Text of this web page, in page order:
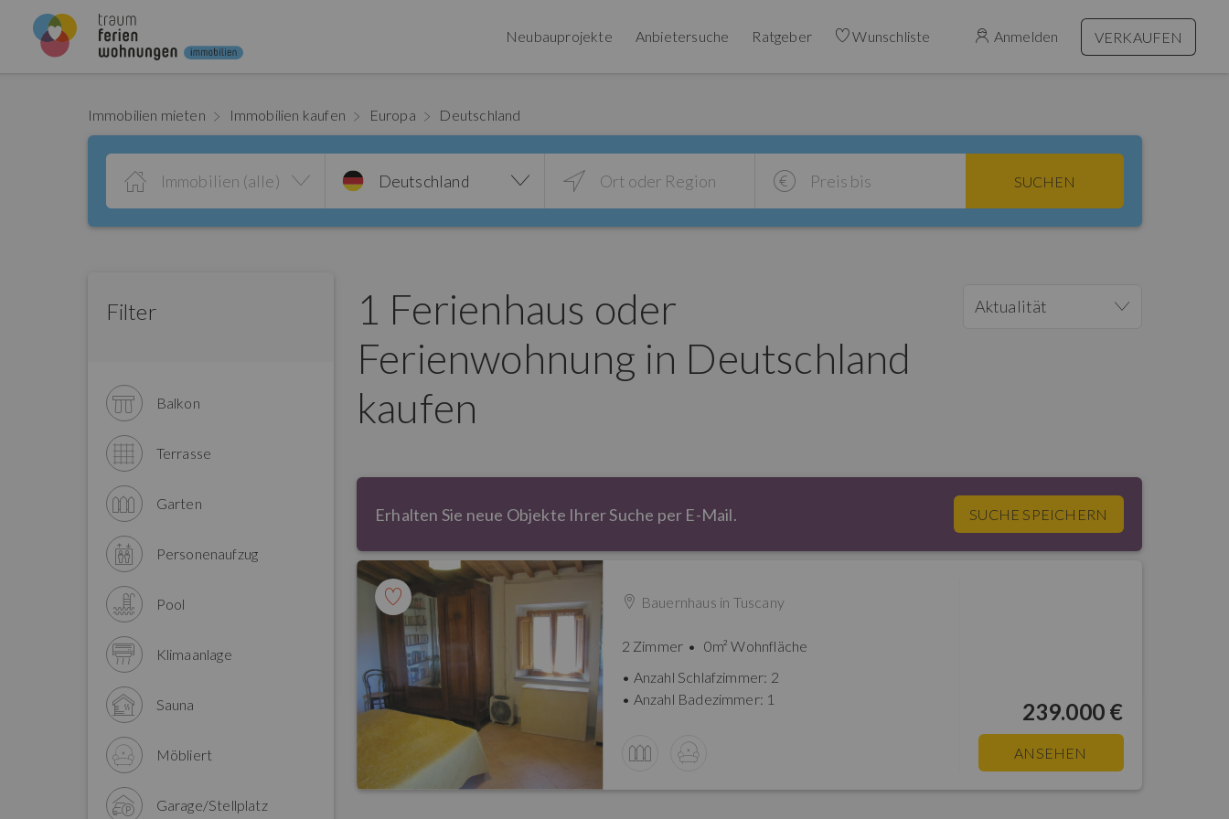
Neubauprojekte Anbietersuche Ratgeber Wunschliste Anmelden VERKAUFEN
Immobilien mieten Immobilien kaufen Europa Deutschland
Immobilien (alle) Deutschland SUCHEN
Filter
Balkon
Terrasse
Garten
Personenaufzug
Pool
Klimaanlage
Sauna
Möbliert
Garage/Stellplatz
1 Ferienhaus oder
Ferienwohnung in Deutschland
kaufen
Erhalten Sie neue Objekte Ihrer Suche per E-Mail. SUCHE SPEICHERN
Bauernhaus in Tuscany
2 Zimmer
0m² Wohnfläche
Anzahl Schlafzimmer: 2
Anzahl Badezimmer: 1
239.000 €
ANSEHEN
Aktualität